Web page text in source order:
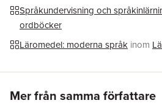
Språkundervisning och
ordböcker
Läromedel: moderna språk inom
Mer från samma författare